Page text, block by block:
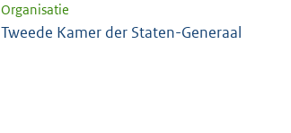
Organisatie
Tweede Kamer der Staten-Generaal